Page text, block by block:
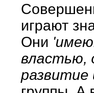
играют
Они
властью,
развитие